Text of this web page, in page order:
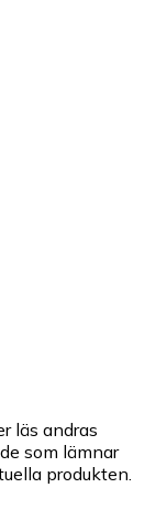
läs andras
som lämnar
produkten.